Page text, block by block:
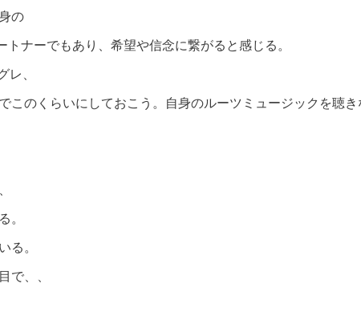
の
トナーでもあり、希望や信念に繋がると感じる。
レ、
このくらいにしておこう。自身のルーツミュージックを聴き
。
る。
で、、